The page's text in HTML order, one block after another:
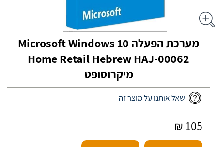
מערכת הפעלה Microsoft Windows 10
Home Retail Hebrew HAJ-00062
מיקרוסופט
שאל אותנו על מוצר זה
105 ₪